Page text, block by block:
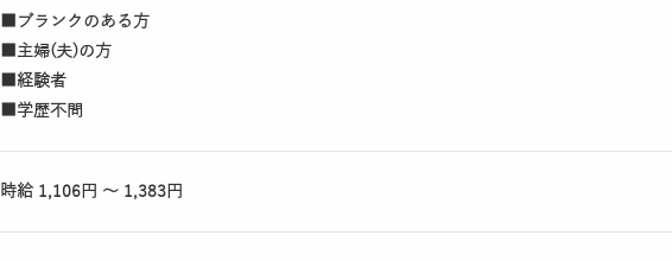
■ブランクのある方
■主婦(夫)の方
■経験者
■学歴不問
時給 1,106円 ～ 1,383円